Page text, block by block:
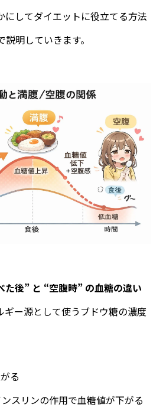
してダイエットに役立てる方法
明していきます。
た後” と “空腹時” の血糖の違い
ー源として使うブドウ糖の濃度
る
スリンの作用で血糖値が下がる